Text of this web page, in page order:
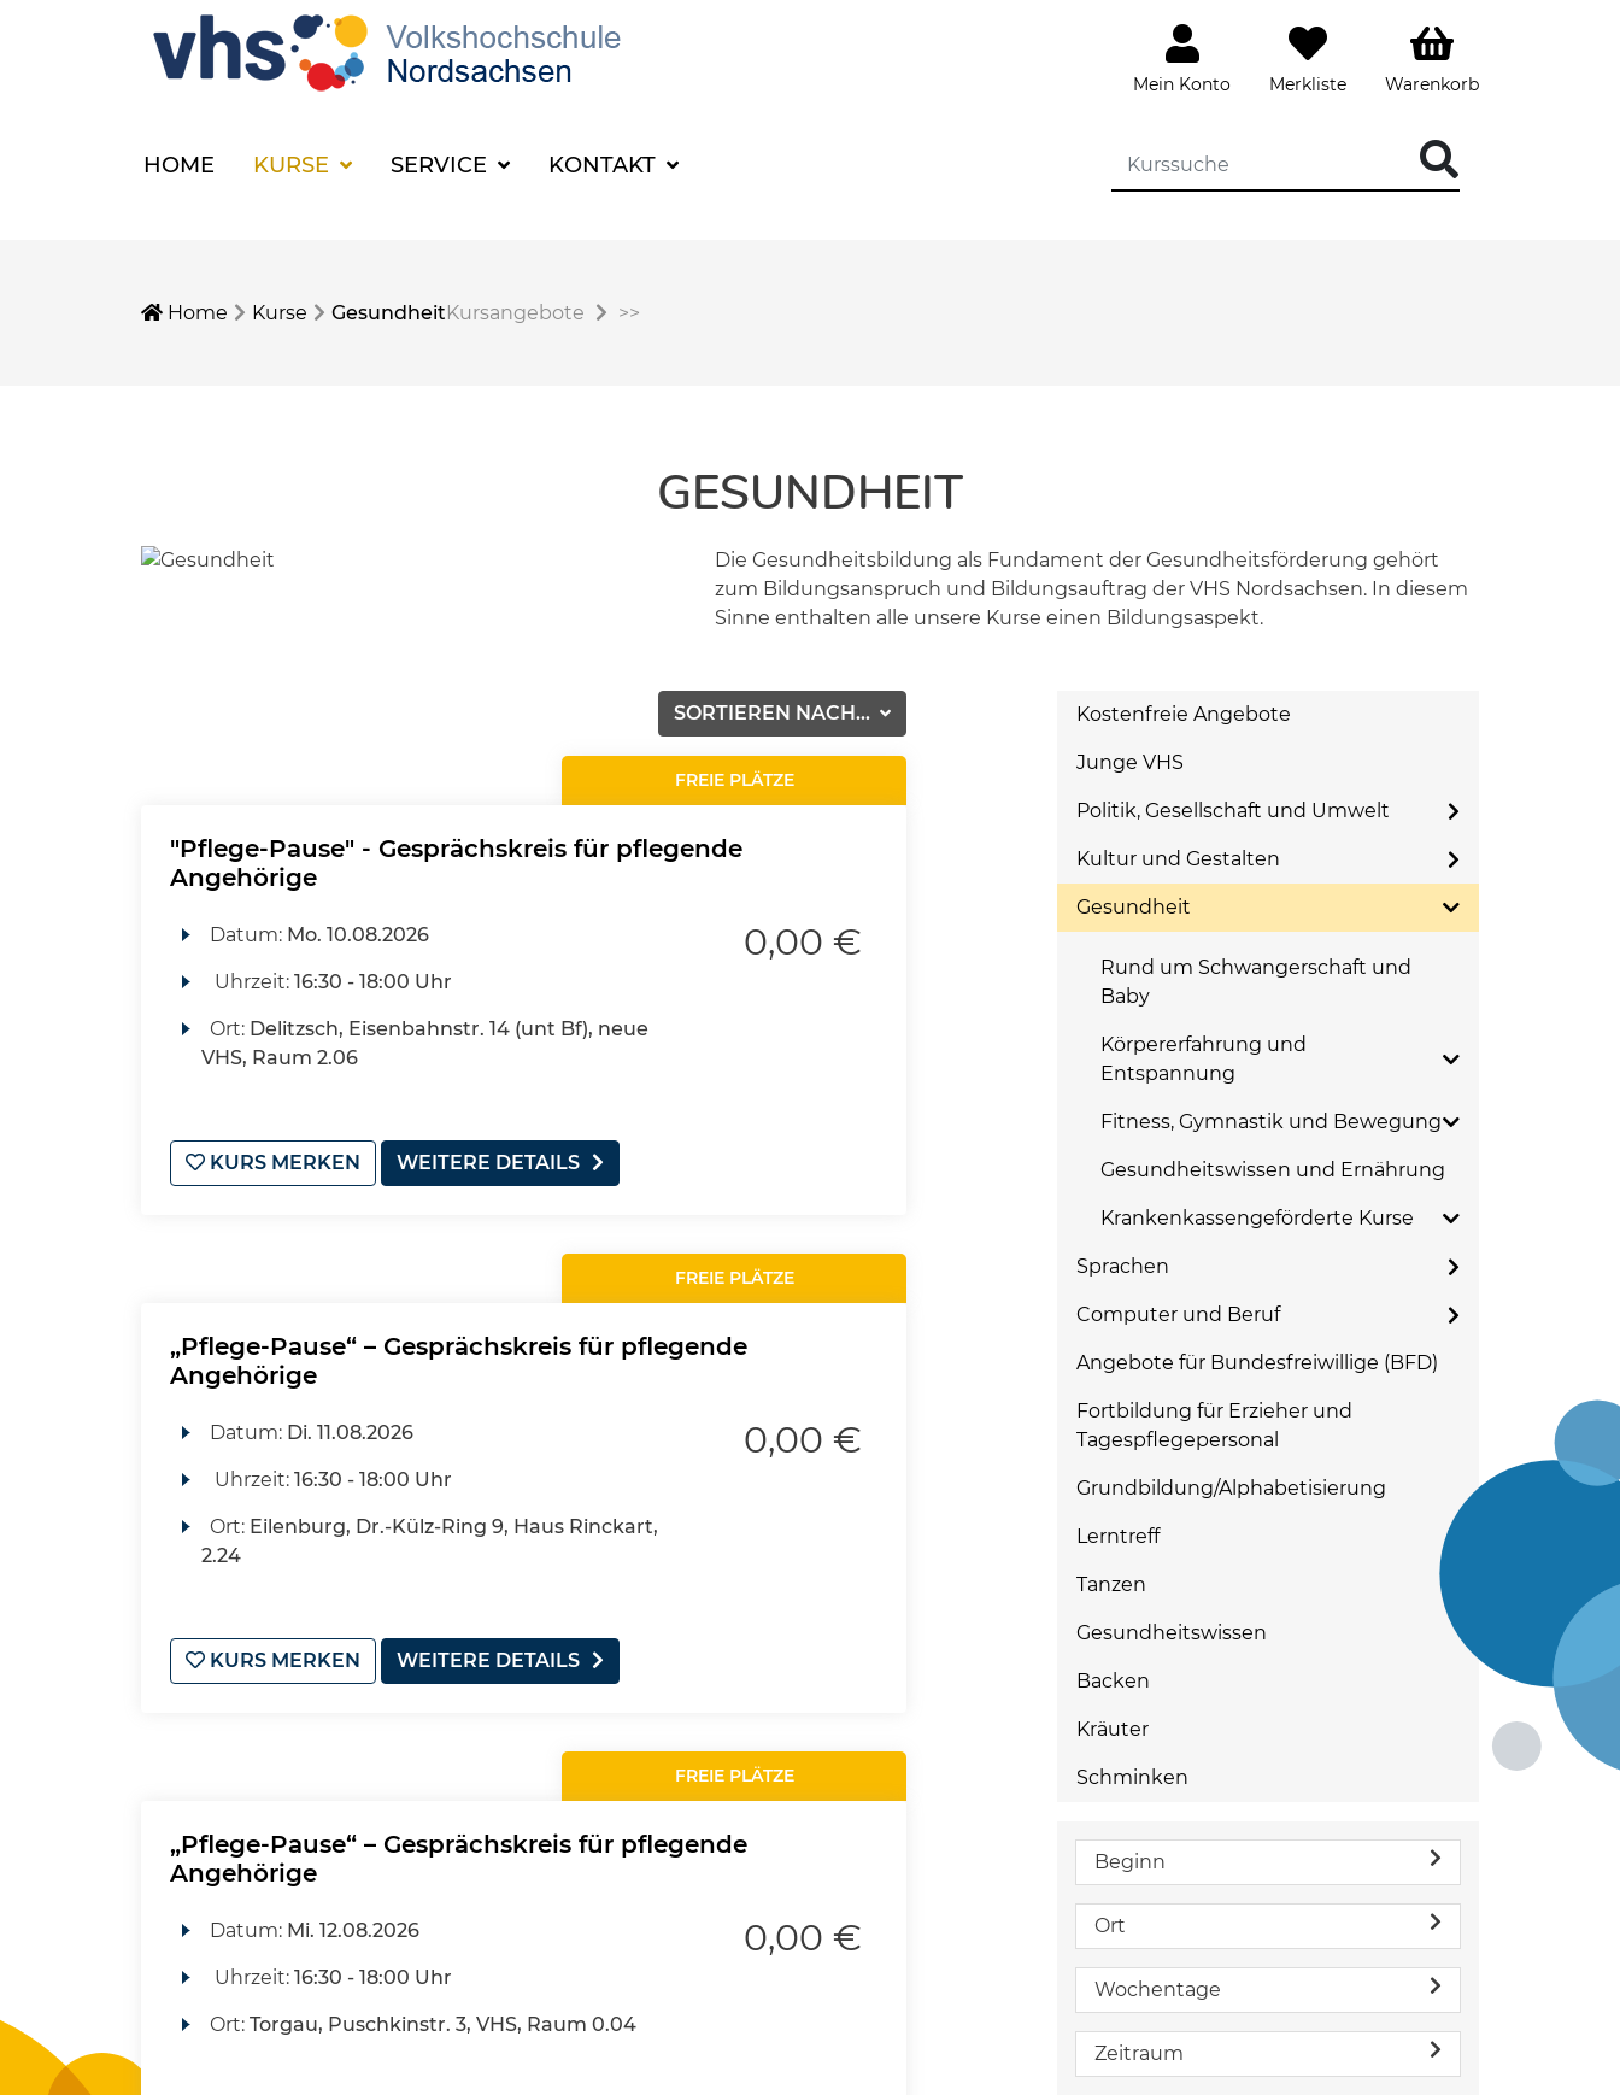
Mein Konto Merkliste Warenkorb
HOME KURSE SERVICE KONTAKT
Home Kurse GesundheitKursangebote >>
GESUNDHEIT
Die Gesundheitsbildung als Fundament der Gesundheitsförderung gehört
zum Bildungsanspruch und Bildungsauftrag der VHS Nordsachsen. In diesem
Sinne enthalten alle unsere Kurse einen Bildungsaspekt.
SORTIEREN NACH...
FREIE PLÄTZE
"Pflege-Pause" - Gesprächskreis für pflegende
Angehörige
Datum: Mo. 10.08.2026
Uhrzeit: 16:30 - 18:00 Uhr
Ort: Delitzsch, Eisenbahnstr. 14 (unt Bf), neue
VHS, Raum 2.06
0,00 €
KURS MERKEN WEITERE DETAILS
FREIE PLÄTZE
„Pflege-Pause“ – Gesprächskreis für pflegende
Angehörige
Datum: Di. 11.08.2026
Uhrzeit: 16:30 - 18:00 Uhr
Ort: Eilenburg, Dr.-Külz-Ring 9, Haus Rinckart,
2.24
0,00 €
KURS MERKEN WEITERE DETAILS
FREIE PLÄTZE
„Pflege-Pause“ – Gesprächskreis für pflegende
Angehörige
Datum: Mi. 12.08.2026
Uhrzeit: 16:30 - 18:00 Uhr
Ort: Torgau, Puschkinstr. 3, VHS, Raum 0.04
0,00 €
Kostenfreie Angebote
Junge VHS
Politik, Gesellschaft und Umwelt
Kultur und Gestalten
Gesundheit
Rund um Schwangerschaft und
Baby
Körpererfahrung und
Entspannung
Fitness, Gymnastik und Bewegung
Gesundheitswissen und Ernährung
Krankenkassengeförderte Kurse
Sprachen
Computer und Beruf
Angebote für Bundesfreiwillige (BFD)
Fortbildung für Erzieher und
Tagespflegepersonal
Grundbildung/Alphabetisierung
Lerntreff
Tanzen
Gesundheitswissen
Backen
Kräuter
Schminken
Beginn
Ort
Wochentage
Zeitraum